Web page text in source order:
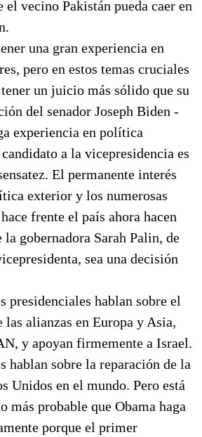
vecino Pakistán pueda caer en
una gran experiencia en
pero en estos temas cruciales
un juicio más sólido que su
del senador Joseph Biden -
experiencia en política
a la vicepresidencia es
El permanente interés
exterior y los numerosas
frente el país ahora hacen
la gobernadora Sarah Palin, de
sea una decisión
presidenciales hablan sobre el
alianzas en Europa y Asia,
y apoyan firmemente a Israel.
hablan sobre la reparación de la
Unidos en el mundo. Pero está
más probable que Obama haga
porque el primer